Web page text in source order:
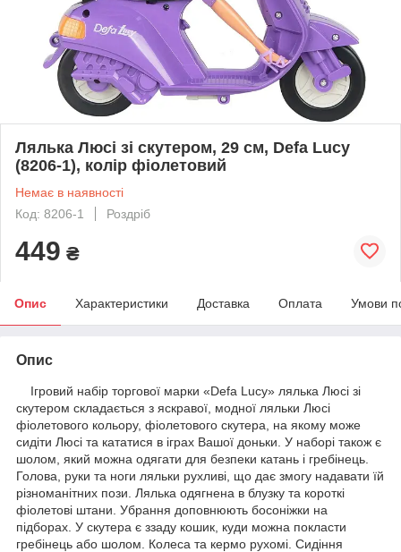
Лялька Люсі зі скутером, 29 см, Defa Lucy
(8206-1), колір фіолетовий
Немає в наявності
Код: 8206-1
Роздріб
449 ₴
Опис Характеристики Доставка Оплата Умови
Опис
Ігровий набір торгової марки «Defa Lucy» лялька Люсі зі
скутером складається з яскравої, модної ляльки Люсі
фіолетового кольору, фіолетового скутера, на якому може
сидіти Люсі та кататися в іграх Вашої доньки. У наборі також є
шолом, який можна одягати для безпеки катань і гребінець.
Голова, руки та ноги ляльки рухливі, що дає змогу надавати їй
різноманітних пози. Лялька одягнена в блузку та короткі
фіолетові штани. Убрання доповнюють босоніжки на
підборах. У скутера є ззаду кошик, куди можна покласти
гребінець або шолом. Колеса та кермо рухомі. Сидіння